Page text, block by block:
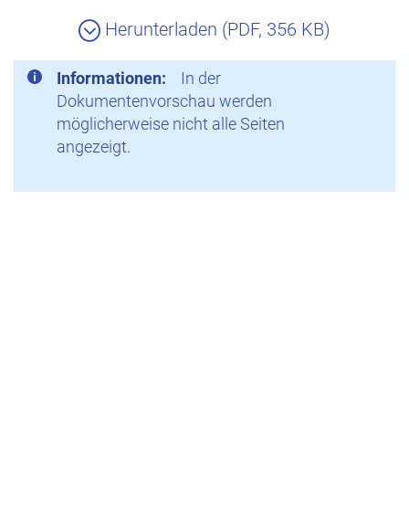
Herunterladen (PDF, 356 KB)
Informationen:
In der
Dokumentenvorschau werden
möglicherweise nicht alle Seiten
angezeigt.